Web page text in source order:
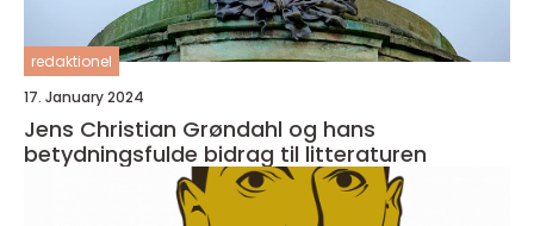
redaktionel
17. January 2024
Jens Christian Grøndahl og hans
betydningsfulde bidrag til litteraturen